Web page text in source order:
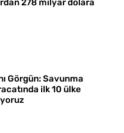
278 milyar dolara
Görgün: Savunma
ilk 10 ülke